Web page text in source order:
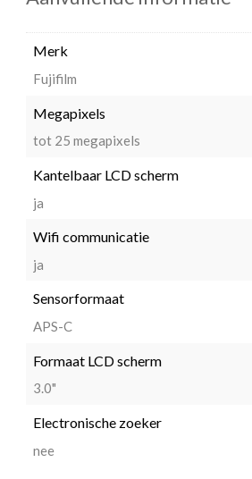
Merk
Fujifilm
Megapixels
tot 25 megapixels
Kantelbaar LCD scherm
ja
Wifi communicatie
ja
Sensorformaat
APS-C
Formaat LCD scherm
3.0"
Electronische zoeker
nee